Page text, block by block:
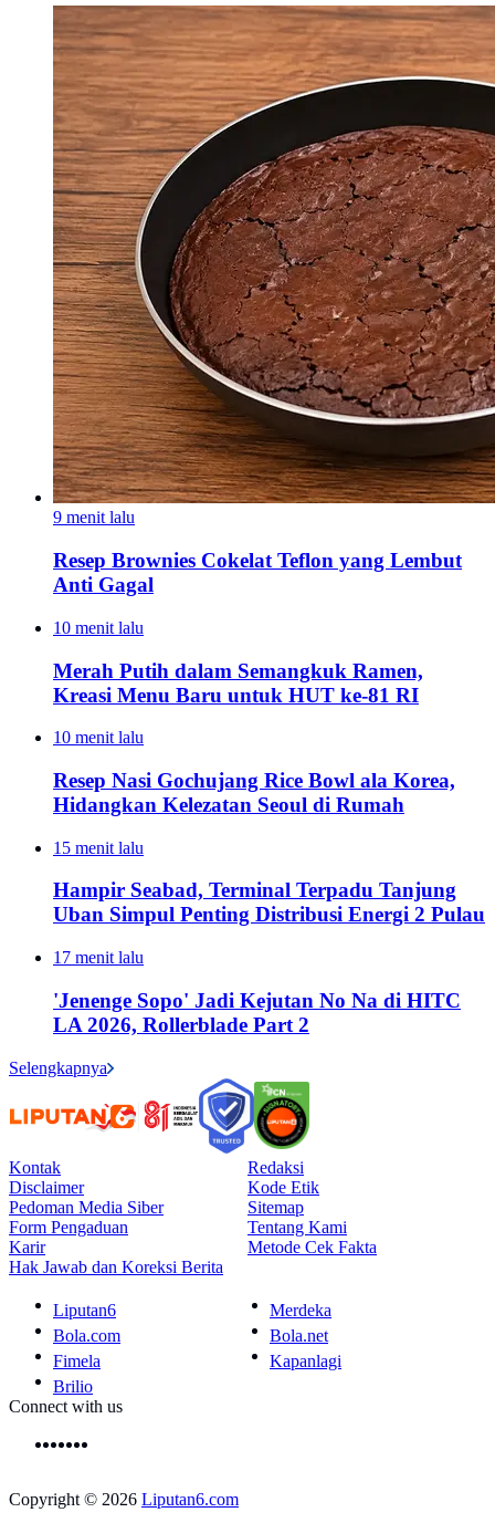
9 menit lalu
Resep Brownies Cokelat Teflon yang Lembut
Anti Gagal
10 menit lalu
Merah Putih dalam Semangkuk Ramen,
Kreasi Menu Baru untuk HUT ke-81 RI
10 menit lalu
Resep Nasi Gochujang Rice Bowl ala Korea,
Hidangkan Kelezatan Seoul di Rumah
15 menit lalu
Hampir Seabad, Terminal Terpadu Tanjung
Uban Simpul Penting Distribusi Energi 2 Pulau
17 menit lalu
'Jenenge Sopo' Jadi Kejutan No Na di HITC
LA 2026, Rollerblade Part 2
Selengkapnya
Kontak
Redaksi
Disclaimer
Kode Etik
Pedoman Media Siber
Sitemap
Form Pengaduan
Tentang Kami
Karir
Metode Cek Fakta
Hak Jawab dan Koreksi Berita
Liputan6
Merdeka
Bola.com
Bola.net
Fimela
Kapanlagi
Brilio
Connect with us
Copyright © 2026 Liputan6.com